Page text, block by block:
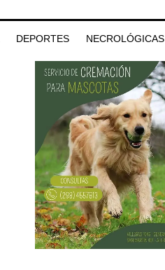
DEPORTES NECROLÓGICAS